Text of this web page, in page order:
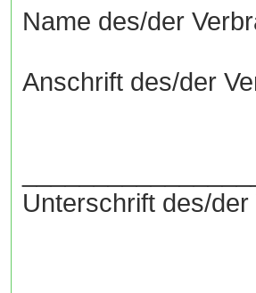
Name des/der
Anschrift des/der
Unterschrift des/